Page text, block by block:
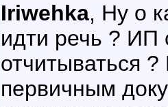
Iriwehka, Ну о
идти речь ? ИП
отчитываться
первичным